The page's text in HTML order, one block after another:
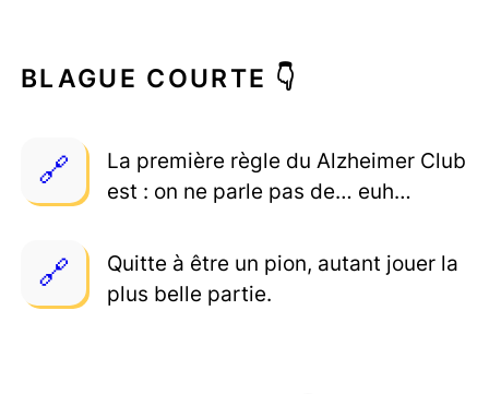
BLAGUE COURTE 👇
La première règle du Alzheimer Club
est : on ne parle pas de… euh…
Quitte à être un pion, autant jouer la
plus belle partie.